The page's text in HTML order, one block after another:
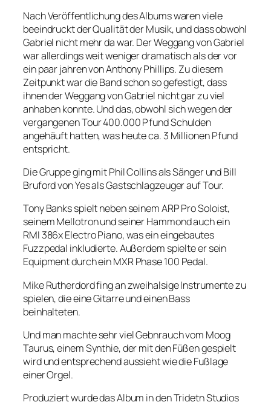
Nach Veröffentlichung des Albums waren viele
beeindruckt der Qualität der Musik, und dass obwohl
Gabriel nicht mehr da war. Der Weggang von Gabriel
war allerdings weit weniger dramatisch als der vor
ein paar jahren von Anthony Phillips. Zu diesem
Zeitpunkt war die Band schon so gefestigt, dass
ihnen der Weggang von Gabriel nicht gar zu viel
anhaben konnte. Und das, obwohl sich wegen der
vergangenen Tour 400.000 Pfund Schulden
angehäuft hatten, was heute ca. 3 Millionen Pfund
entspricht.
Die Gruppe ging mit Phil Collins als Sänger und Bill
Bruford von Yes als Gastschlagzeuger auf Tour.
Tony Banks spielt neben seinem ARP Pro Soloist,
seinem Mellotron und seiner Hammond auch ein
RMI 386x Electro Piano, was ein eingebautes
Fuzzpedal inkludierte. Außerdem spielte er sein
Equipment durch ein MXR Phase 100 Pedal.
Mike Rutherdord fing an zweihalsige Instrumente zu
spielen, die eine Gitarre und einen Bass
beinhalteten.
Und man machte sehr viel Gebnrauch vom Moog
Taurus, einem Synthie, der mit den Füßen gespielt
wird und entsprechend aussieht wie die Fußlage
einer Orgel.
Produziert wurde das Album in den Tridetn Studios